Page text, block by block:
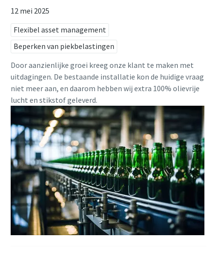
12 mei 2025
Flexibel asset management
Beperken van piekbelastingen
Door aanzienlijke groei kreeg onze klant te maken met
uitdagingen. De bestaande installatie kon de huidige vraag
niet meer aan, en daarom hebben wij extra 100% olievrije
lucht en stikstof geleverd.